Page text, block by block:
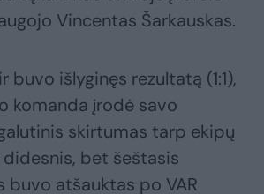
Vincentas Šarkauskas.
buvo išlyginęs rezultatą (1:1),
komanda įrodė savo
skirtumas tarp ekipų
bet šeštasis
buvo atšauktas po VAR